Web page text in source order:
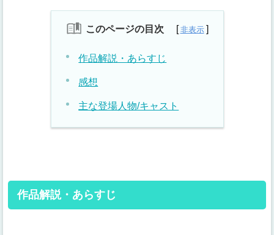
このページの目次
作品解説・あらすじ
感想
主な登場人物/キャスト
作品解説・あらすじ